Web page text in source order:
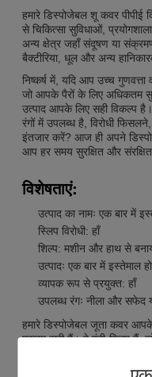
हमारे डिस्पोजेबल शू कवर पीपीई
से चिकित्सा सुविधाओं,
अन्य क्षेत्र जहाँ संदूषण या
बैक्टीरिया, धूल और अन्य
निष्कर्ष में, यदि आप उच्च
जो आपके पैरों के लिए अधिकतम
उत्पाद आपके लिए सही विकल्प
रंगों में उपलब्ध है, विरोधी
इंतजार करें? आज ही अपने
आप हर समय सुरक्षित और
विशेषताएं:
उत्पाद का नामः एक बार में
स्लिप विरोधी: हाँ
शिल्प: मशीन और हाथ से
उत्पादः एक बार में इस्तेमाल
व्यापक रूप से प्रयुक्त: हाँ
उपलब्ध रंगः नीला और
हमारे डिस्पोजेबल जूता कवर
एकदम सही हैं। वे एंटी-स्लिप हैं,
आवश्यकताओं के अनुरूप रंग